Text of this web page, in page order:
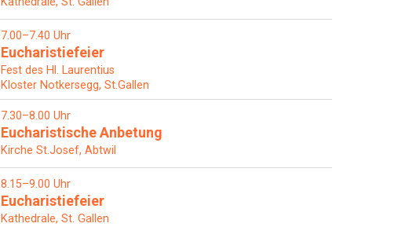
7.00–7.40 Uhr
Eucharistiefeier
Fest des Hl. Laurentius
Kloster Notkersegg, St.Gallen
7.30–8.00 Uhr
Eucharistische Anbetung
Kirche St.Josef, Abtwil
8.15–9.00 Uhr
Eucharistiefeier
Kathedrale, St. Gallen